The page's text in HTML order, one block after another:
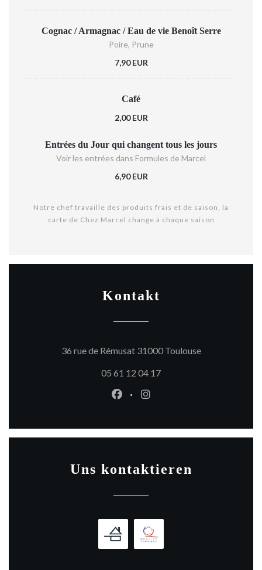
Cognac / Armagnac / Eau de vie Benoît Serre
Poire, Prune
7,90 EUR
Café
2,00 EUR
Entrées du Jour qui changent tous les jours
Voir les entrées dans Formules de Marcel
6,90 EUR
Notre chef travaille des produits frais et de saison, la
carte de Chez Marcel change à chaque saison
Kontakt
36 rue de Rémusat 31000 Toulouse((öffnet ein
05 61 12 04 17
Facebook ((öffnet ein neues
Instagram ((öffnet ein
Uns kontaktieren